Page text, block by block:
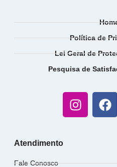
Política de
Lei Geral de
Pesquisa de
Atendimento
Fale Conosco